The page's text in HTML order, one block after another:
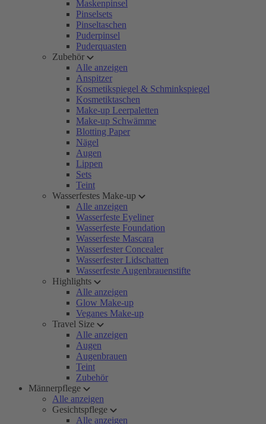
Maskenpinsel
Pinselsets
Pinseltaschen
Puderpinsel
Puderquasten
Zubehör
Alle anzeigen
Anspitzer
Kosmetikspiegel & Schminkspiegel
Kosmetiktaschen
Make-up Leerpaletten
Make-up Schwämme
Blotting Paper
Nägel
Augen
Lippen
Sets
Teint
Wasserfestes Make-up
Alle anzeigen
Wasserfeste Eyeliner
Wasserfeste Foundation
Wasserfeste Mascara
Wasserfester Concealer
Wasserfester Lidschatten
Wasserfeste Augenbrauenstifte
Highlights
Alle anzeigen
Glow Make-up
Veganes Make-up
Travel Size
Alle anzeigen
Augen
Augenbrauen
Teint
Zubehör
Männerpflege
Alle anzeigen
Gesichtspflege
Alle anzeigen